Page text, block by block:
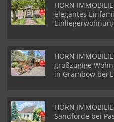
HORN
elegantes
HORN
großzügige
in Grambow bei
HORN
Sandförde bei